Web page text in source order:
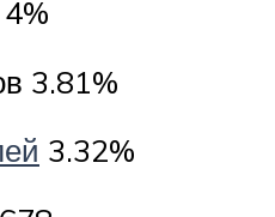
3.81%
3.32%